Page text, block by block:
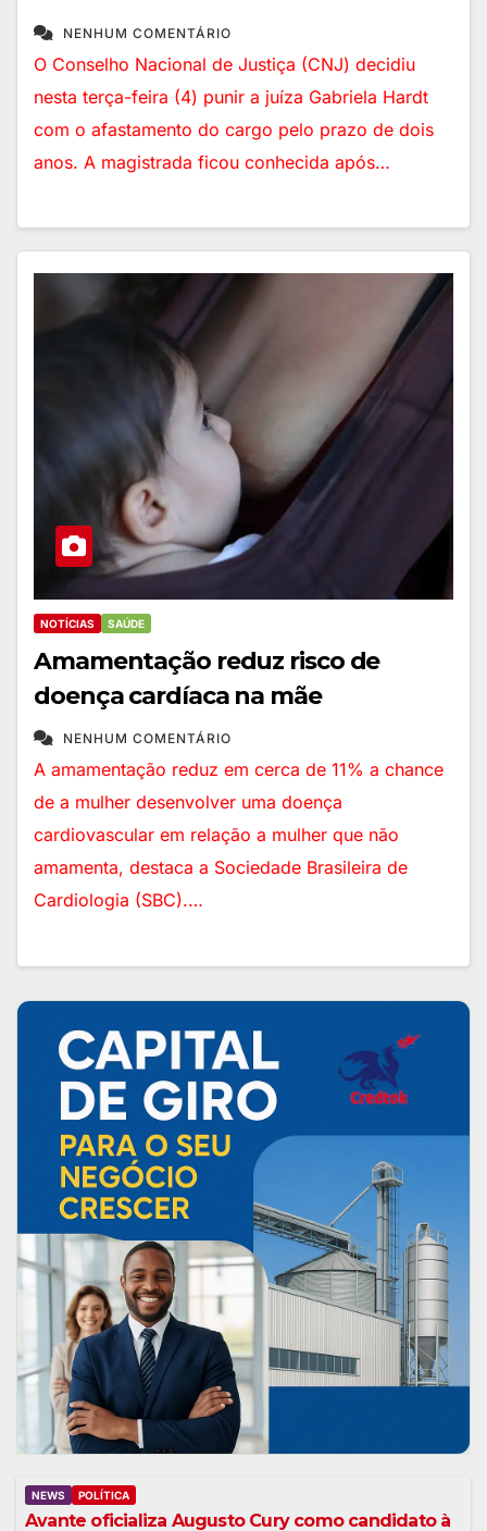
NENHUM COMENTÁRIO
O Conselho Nacional de Justiça (CNJ) decidiu
nesta terça-feira (4) punir a juíza Gabriela Hardt
com o afastamento do cargo pelo prazo de dois
anos. A magistrada ficou conhecida após…
NOTÍCIAS SAÚDE
Amamentação reduz risco de
doença cardíaca na mãe
NENHUM COMENTÁRIO
A amamentação reduz em cerca de 11% a chance
de a mulher desenvolver uma doença
cardiovascular em relação a mulher que não
amamenta, destaca a Sociedade Brasileira de
Cardiologia (SBC).…
NEWS POLÍTICA
Avante oficializa Augusto Cury como candidato à